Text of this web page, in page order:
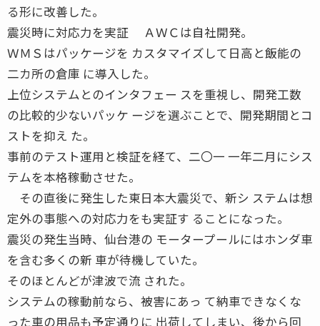
る形に改善した。
震災時に対応力を実証 ＡＷＣは自社開発。
ＷＭＳはパッケージを カスタマイズして日高と飯能の
二カ所の倉庫 に導入した。
上位システムとのインタフェー スを重視し、開発工数
の比較的少ないパッケ ージを選ぶことで、開発期間とコ
ストを抑え た。
事前のテスト運用と検証を経て、二〇一 一年二月にシス
テムを本格稼動させた。
その直後に発生した東日本大震災で、新シ ステムは想
定外の事態への対応力をも実証す ることになった。
震災の発生当時、仙台港の モータープールにはホンダ車
を含む多くの新 車が待機していた。
そのほとんどが津波で流 された。
システムの稼動前なら、被害にあっ て納車できなくな
った車の用品も予定通りに 出荷してしまい、後から回